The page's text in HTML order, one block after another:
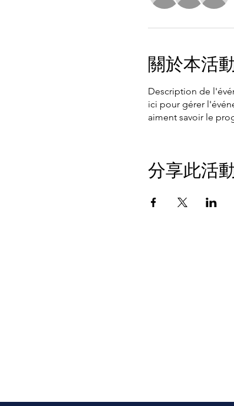
關於本活
Description de
ici pour gérer
aiment savoir le
分享此活